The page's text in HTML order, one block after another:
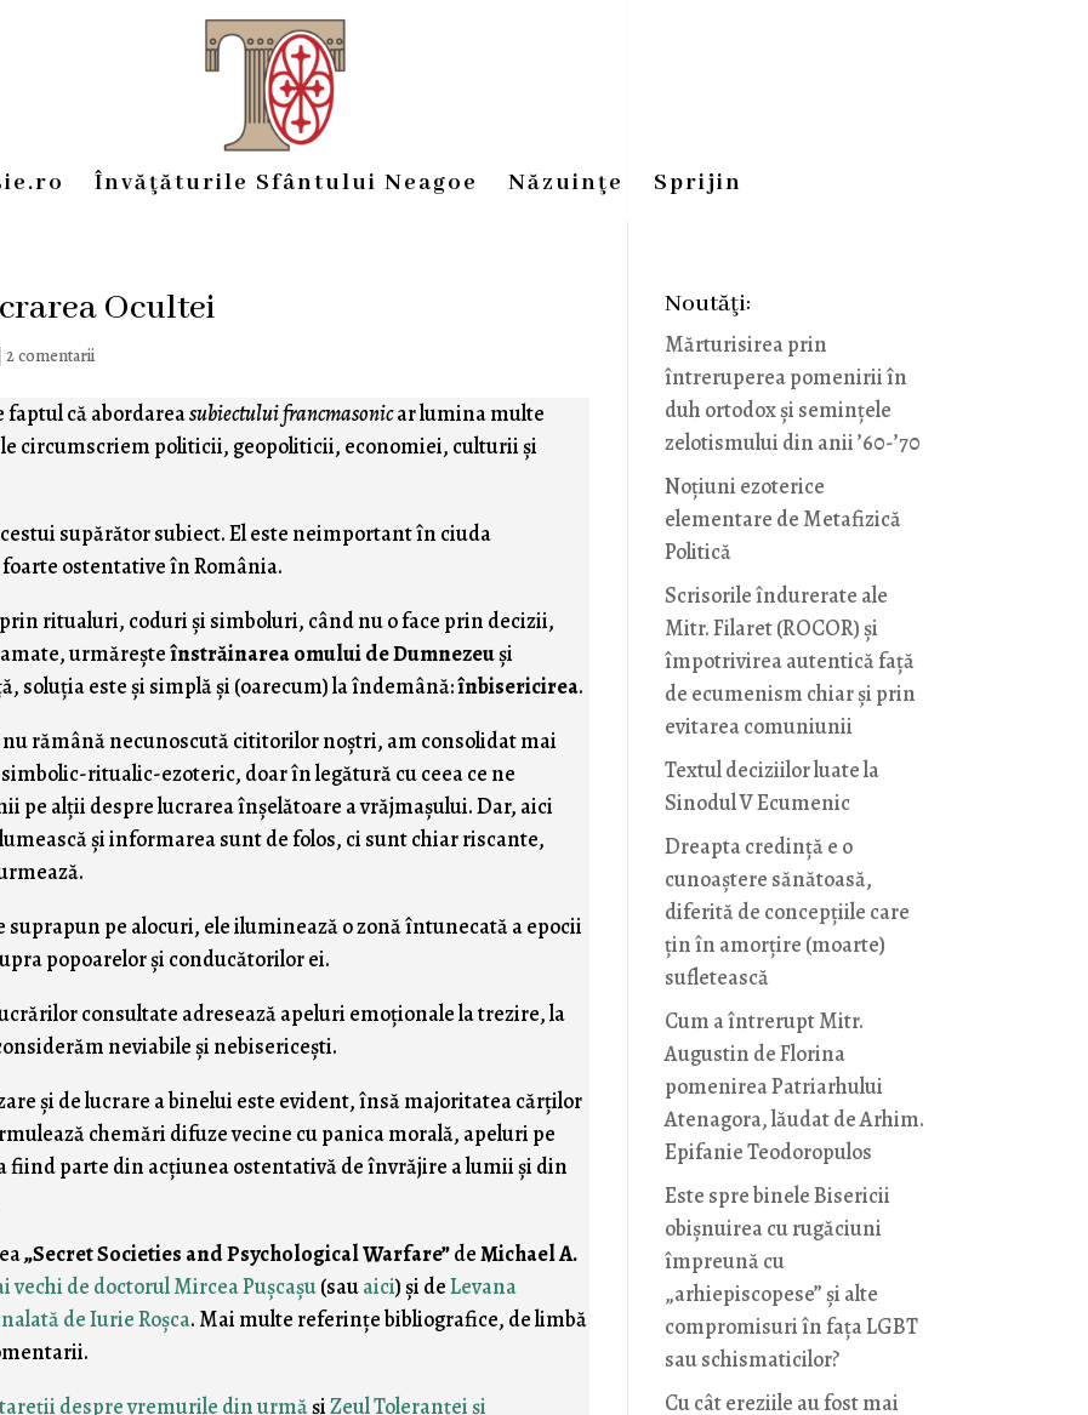
Învăţăturile Sfântului Neagoe Năzuinţe Sprijin
Ocultei
|2 comentarii
faptul că abordareasubiectului francmasonicar lumina multe
circumscriem politicii, geopoliticii, economiei, culturii şi
supărător subiect. El este neimportant în ciuda
ostentative în România.
ritualuri, coduri şi simboluri, când nu o face prin decizii,
urmăreşteînstrăinarea omului de Dumnezeuşi
soluţia este şi simplă şi (oarecum) la îndemână:înbisericirea.
rămână necunoscută cititorilor noştri, am consolidat mai
ritualic-ezoteric, doar în legătură cu ceea ce ne
pe alţii despre lucrarea înşelătoare a vrăjmaşului. Dar, aici
şi informarea sunt de folos, ci sunt chiar riscante,
suprapun pe alocuri, ele iluminează o zonă întunecată a epocii
popoarelor şi conducătorilor ei.
consultate adresează apeluri emoţionale la trezire, la
neviabile şi nebisericeşti.
şi de lucrare a binelui este evident, însă majoritatea cărţilor
chemări difuze vecine cu panica morală, apeluri pe
fiind parte din acţiunea ostentativă de învrăjire a lumii şi din
„Secret Societies and Psychological Warfare”deMichael A.
vechi de doctorul Mircea Puşcaşu(sauaici) şi deLevana
de Iurie Roşca. Mai multe referinţe bibliografice, de limbă
despre vremurile din urmăşiZeul Toleranţei şi
Noutăţi:
Mărturisirea prin
întreruperea pomenirii în
duh ortodox și semințele
zelotismului din anii ’60-’70
Noţiuni ezoterice
elementare de Metafizică
Politică
Scrisorile îndurerate ale
Mitr. Filaret (ROCOR) și
împotrivirea autentică față
de ecumenism chiar și prin
evitarea comuniunii
Textul deciziilor luate la
Sinodul V Ecumenic
Dreapta credință e o
cunoaștere sănătoasă,
diferită de concepțiile care
țin în amorțire (moarte)
sufletească
Cum a întrerupt Mitr.
Augustin de Florina
pomenirea Patriarhului
Atenagora, lăudat de Arhim.
Epifanie Teodoropulos
Este spre binele Bisericii
obișnuirea cu rugăciuni
împreună cu
„arhiepiscopese” și alte
compromisuri în fața LGBT
sau schismaticilor?
Cu cât ereziile au fost mai